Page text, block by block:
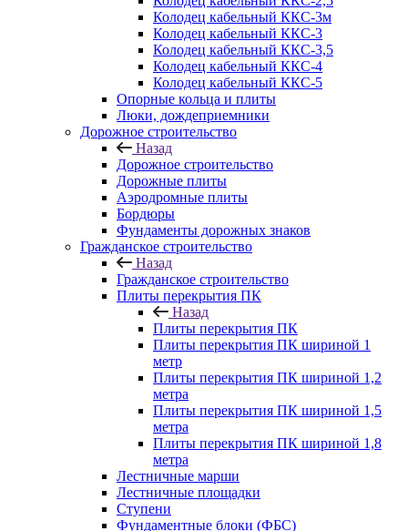
Колодец кабельный ККС-3м
Колодец кабельный ККС-3
Колодец кабельный ККС-3,5
Колодец кабельный ККС-4
Колодец кабельный ККС-5
Опорные кольца и плиты
Люки, дождеприемники
Дорожное строительство
Назад
Дорожное строительство
Дорожные плиты
Аэродромные плиты
Бордюры
Фундаменты дорожных знаков
Гражданское строительство
Назад
Гражданское строительство
Плиты перекрытия ПК
Назад
Плиты перекрытия ПК
Плиты перекрытия ПК шириной 1
метр
Плиты перекрытия ПК шириной 1,2
метра
Плиты перекрытия ПК шириной 1,5
метра
Плиты перекрытия ПК шириной 1,8
метра
Лестничные марши
Лестничные площадки
Ступени
Фундаментные блоки (ФБС)